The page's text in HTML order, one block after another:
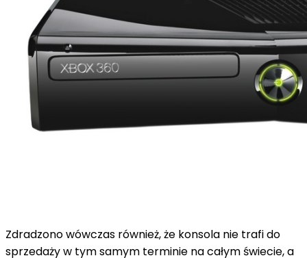
Zdradzono wówczas również, że konsola nie trafi do
sprzedaży w tym samym terminie na całym świecie, a